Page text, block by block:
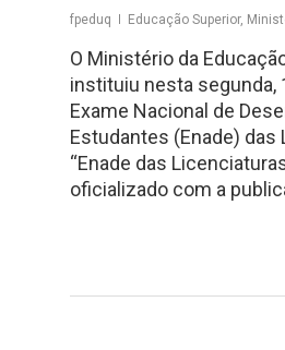
fpeduq Educação Superior,
O Ministério da
instituiu nesta segunda,
Exame Nacional de
Estudantes (Enade) das
“Enade das
oficializado com a